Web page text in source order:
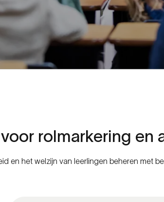
voor rolmarkering en
en het welzijn van leerlingen beheren met